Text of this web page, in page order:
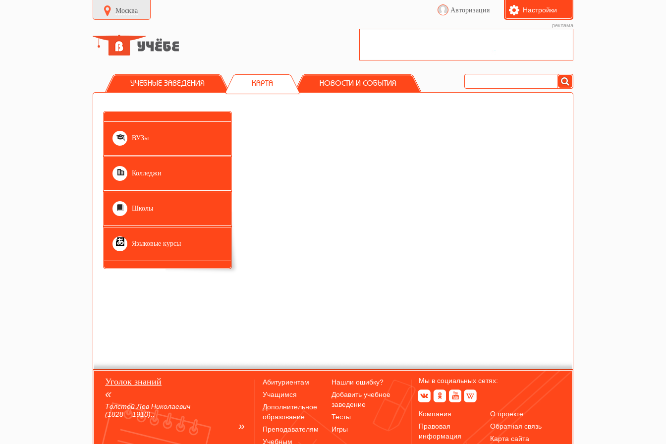
Москва Авторизация Настройки
реклама
УЧЕБНЫЕ ЗАВЕДЕНИЯ КАРТА НОВОСТИ И СОБЫТИЯ
ВУЗы
Колледжи
Школы
Языковые курсы
Уголок знаний
Толстой Лев Николаевич
(1828 —1910)..
Абитуриентам
Учащимся
Дополнительное
образование
Преподавателям
Учебным
Нашли ошибку?
Добавить учебное
заведение
Тесты
Игры
Мы в социальных сетях:
Компания
Правовая
информация
О проекте
Обратная связь
Карта сайта